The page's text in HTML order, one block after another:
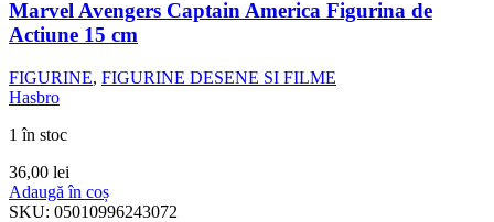
Marvel Avengers Captain America Figurina de
Actiune 15 cm
FIGURINE, FIGURINE DESENE SI FILME
Hasbro
1 în stoc
36,00 lei
Adaugă în coș
SKU: 05010996243072